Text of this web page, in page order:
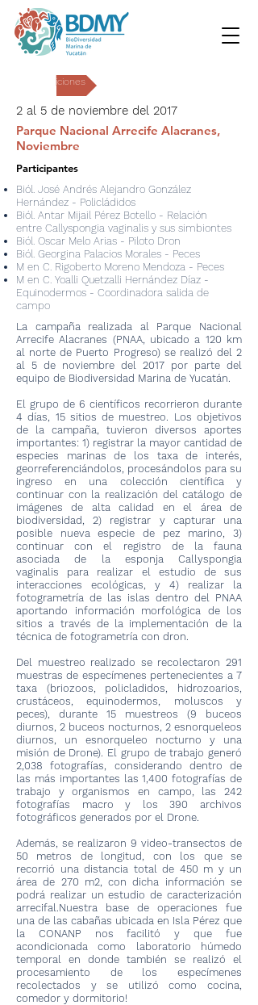
Expediciones
2 al 5 de noviembre del 2017
Parque Nacional Arrecife Alacranes,
Noviembre
Participantes
Biól. José Andrés Alejandro González
Hernández - Policládidos
Biól. Antar Mijail Pérez Botello - Relación
entre Callyspongia vaginalis y sus simbiontes
Biól. Oscar Melo Arias - Piloto Dron
Biól. Georgina Palacios Morales - Peces
M en C. Rigoberto Moreno Mendoza - Peces
M en C. Yoalli Quetzalli Hernández Díaz -
Equinodermos - Coordinadora salida de
campo
La campaña realizada al Parque Nacional
Arrecife Alacranes (PNAA, ubicado a 120 km
al norte de Puerto Progreso) se realizó del 2
al 5 de noviembre del 2017 por parte del
equipo de Biodiversidad Marina de Yucatán.
El grupo de 6 científicos recorrieron durante
4 días, 15 sitios de muestreo. Los objetivos
de la campaña, tuvieron diversos aportes
importantes: 1) registrar la mayor cantidad de
especies marinas de los taxa de interés,
georreferenciándolos, procesándolos para su
ingreso en una colección científica y
continuar con la realización del catálogo de
imágenes de alta calidad en el área de
biodiversidad, 2) registrar y capturar una
posible nueva especie de pez marino, 3)
continuar con el registro de la fauna
asociada de la esponja Callyspongia
vaginalis para realizar el estudio de sus
interacciones ecológicas, y 4) realizar la
fotogrametría de las islas dentro del PNAA
aportando información morfológica de los
sitios a través de la implementación de la
técnica de fotogrametría con dron.
Del muestreo realizado se recolectaron 291
muestras de especímenes pertenecientes a 7
taxa (briozoos, policladidos, hidrozoarios,
crustáceos, equinodermos, moluscos y
peces), durante 15 muestreos (9 buceos
diurnos, 2 buceos nocturnos, 2 esnorqueleos
diurnos, un esnorqueleo nocturno y una
misión de Drone). El grupo de trabajo generó
2,038 fotografías, considerando dentro de
las más importantes las 1,400 fotografías de
trabajo y organismos en campo, las 242
fotografías macro y los 390 archivos
fotográficos generados por el Drone.
Además, se realizaron 9 video-transectos de
50 metros de longitud, con los que se
recorrió una distancia total de 450 m y un
área de 270 m2, con dicha información se
podrá realizar un estudio de caracterización
arrecifal.Nuestra base de operaciones fue
una de las cabañas ubicada en Isla Pérez que
la CONANP nos facilitó y que fue
acondicionada como laboratorio húmedo
temporal en donde también se realizó el
procesamiento de los especímenes
recolectados y se utilizó como cocina,
comedor y dormitorio!